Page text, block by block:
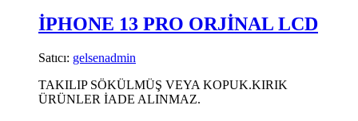
İPHONE 13 PRO ORJİNAL LCD
Satıcı: gelsenadmin
TAKILIP SÖKÜLMÜŞ VEYA KOPUK.KIRIK
ÜRÜNLER İADE ALINMAZ.